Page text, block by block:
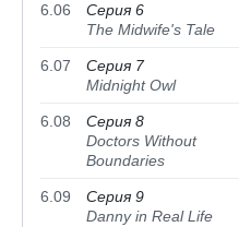
6.06
Серия 6
The Midwife's Tale
6.07
Серия 7
Midnight Owl
6.08
Серия 8
Doctors Without
Boundaries
6.09
Серия 9
Danny in Real Life